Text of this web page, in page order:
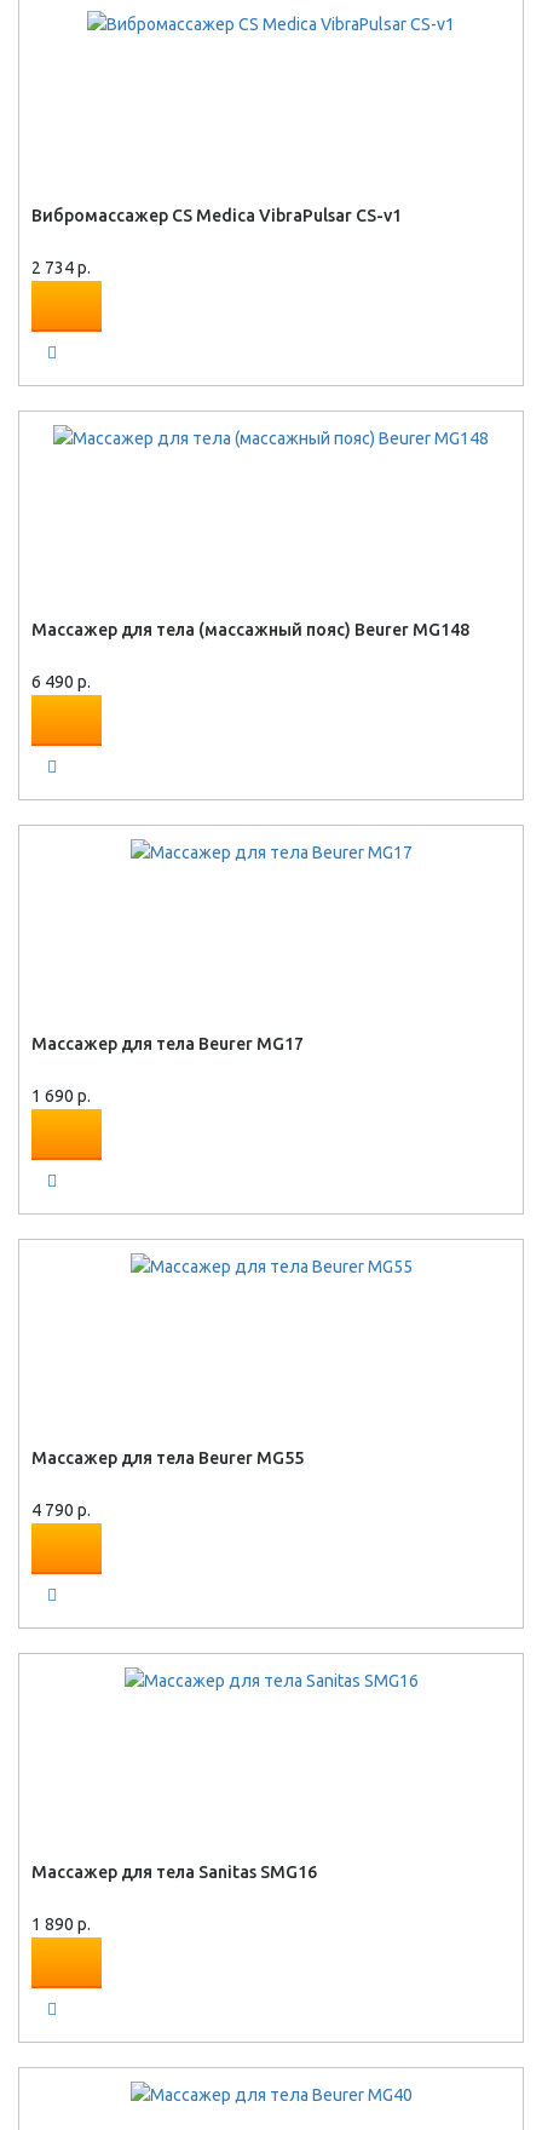
Вибромассажер CS Medica VibraPulsar CS-v1
2 734 р.
Массажер для тела (массажный пояс) Beurer MG148
6 490 р.
Массажер для тела Beurer MG17
1 690 р.
Массажер для тела Beurer MG55
4 790 р.
Массажер для тела Sanitas SMG16
1 890 р.